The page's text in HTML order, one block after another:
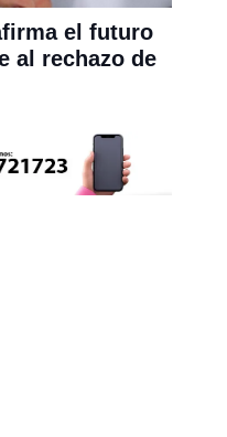
el futuro
al rechazo de